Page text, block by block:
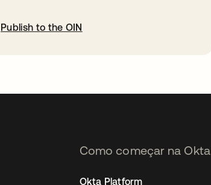
Publish to the OIN
Como começar na Okta
Okta Platform